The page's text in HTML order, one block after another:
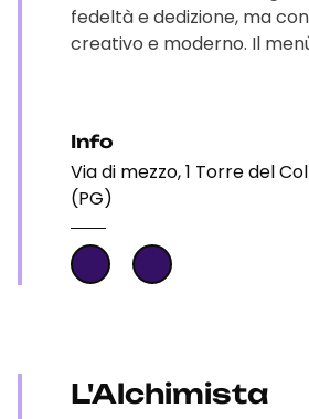
fedeltà e dedizione, ma
creativo e moderno. Il
Info
Via di mezzo, 1 Torre del
(PG)
L'Alchimista